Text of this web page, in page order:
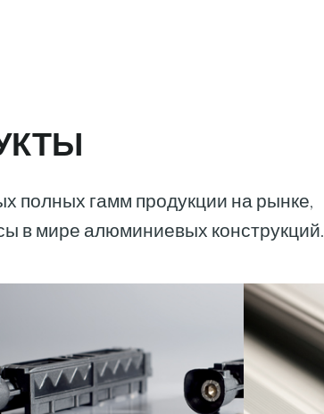
полных гамм продукции на рынке,
в мире алюминиевых конструкций.